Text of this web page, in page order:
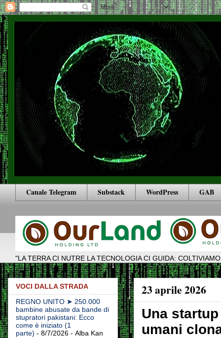
Canale Telegram Substack WordPress GAB
"LA TERRA CI NUTRE LA TECNOLOGIA CI GUIDA:
23 aprile 2026
Una
umani
VOCI DALLA STRADA
REGNO UNITO ➤ 250.000
bambine abusate da bande di
stupratori pakistani: Ecco
come è iniziato (1
parte) - 8/7/2026 - Alba Kan